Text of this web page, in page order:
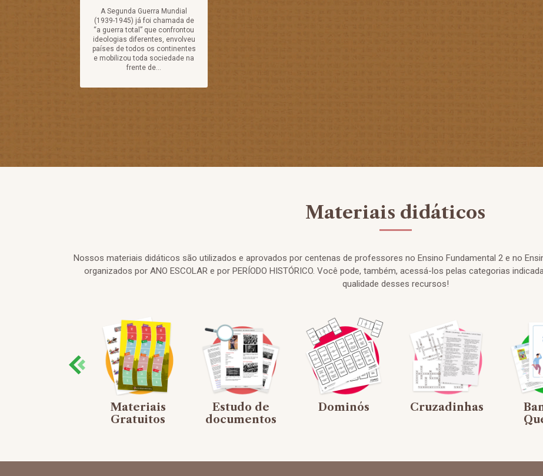
A Segunda Guerra Mundial
(1939-1945) já foi chamada de
“a guerra total” que confrontou
ideologias diferentes, envolveu
países de todos os continentes
e mobilizou toda sociedade na
frente de...
Materiais didáticos
Nossos materiais didáticos são utilizados e aprovados por centenas de professores no Ensino Fundamental 2 e no
organizados por ANO ESCOLAR e por PERÍODO HISTÓRICO. Você pode, também, acessá-los pelas categorias
qualidade desses recursos!
Materiais
Gratuitos
Estudo de
documentos
Dominós Cruzadinhas